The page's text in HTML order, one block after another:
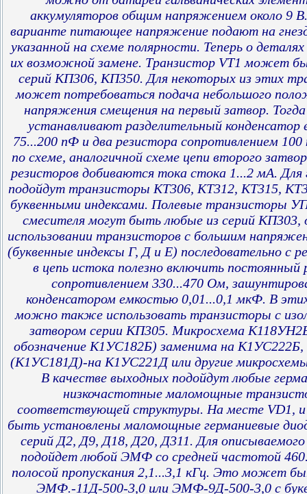
аккумуляторов общим напряжением около 9
варианте питающее напряжение подают на
указанной на схеме полярности. Теперь о
их возможной замене. Транзистор VT1 может
серий КП306, КП350. Для некоторых из этих
может потребоваться подача небольшого
напряжения смещения на первый затвор. Тогда
устанавливают разделительный конденсатор
75...200 пФ и два резистора сопротивлением
по схеме, аналогичной схеме цепи второго
резисторов добиваются тока стока 1...2 мА. Для
подойдут транзисторы КТ306, КТ312, КТ315,
буквенными индексами. Полевые транзисторы
смесителя могут быть любые из серий КП303,
использовании транзисторов с большим
(буквенные индексы Г, Д и Е) последовательно с
в цепь истока полезно включить постоянный
сопротивлением 330...470 Ом,
конденсатором емкостью 0,01...0,1 мкФ. В
можно также использовать транзисторы с
затвором серии КП305. Микросхема
обозначение К1УС182Б) заменима на
(К1УС181Д)-на К1УС221Д или другие
В качестве выходных подойдут любые
низкочастотные маломощные
соответствующей структуры. На месте VD1,
быть установлены маломощные германиевые
серий Д2, Д9, Д18, Д20, Д311. Для
подойдет любой ЭМФ со средней частотой
полосой пропускания 2,1...3,1 кГц. Это может
ЭМФ.-11Д-500-3,0 или ЭМФ-9Д-500-3,0 с